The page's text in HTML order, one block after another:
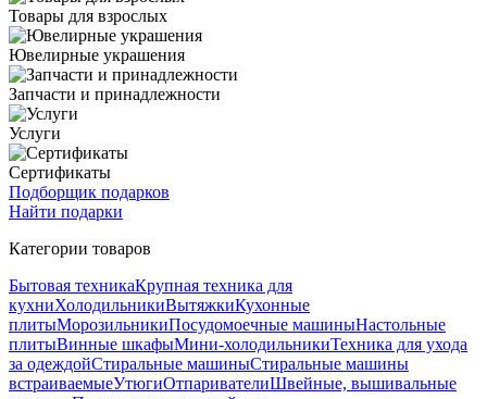
Товары для взрослых
Ювелирные украшения
Запчасти и принадлежности
Услуги
Сертификаты
Подборщик подарков
Найти подарки
Категории товаров
Бытовая техникаКрупная техника для
кухниХолодильникиВытяжкиКухонные
плитыМорозильникиПосудомоечные машиныНастольные
плитыВинные шкафыМини-холодильникиТехника для ухода
за одеждойСтиральные машиныСтиральные машины
встраиваемыеУтюгиОтпаривателиШвейные, вышивальные